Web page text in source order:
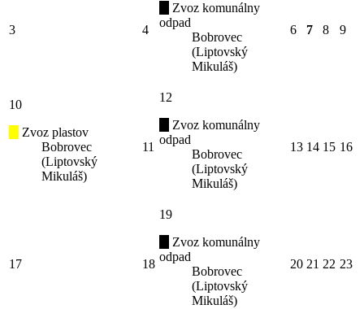
3 4
Zvoz komunálny
odpad
Bobrovec
(Liptovský
Mikuláš)
6 7 8 9
10
Zvoz plastov
Bobrovec
(Liptovský
Mikuláš)
11
12
Zvoz komunálny
odpad
Bobrovec
(Liptovský
Mikuláš)
13 14 15 16
17 18
19
Zvoz komunálny
odpad
Bobrovec
(Liptovský
Mikuláš)
20 21 22 23